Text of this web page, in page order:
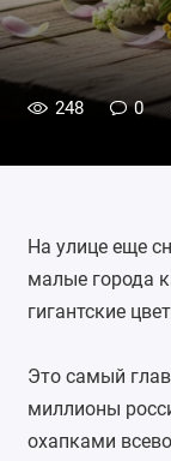
248 0
На улице еще
малые города
гигантские
Это самый
миллионы
охапками